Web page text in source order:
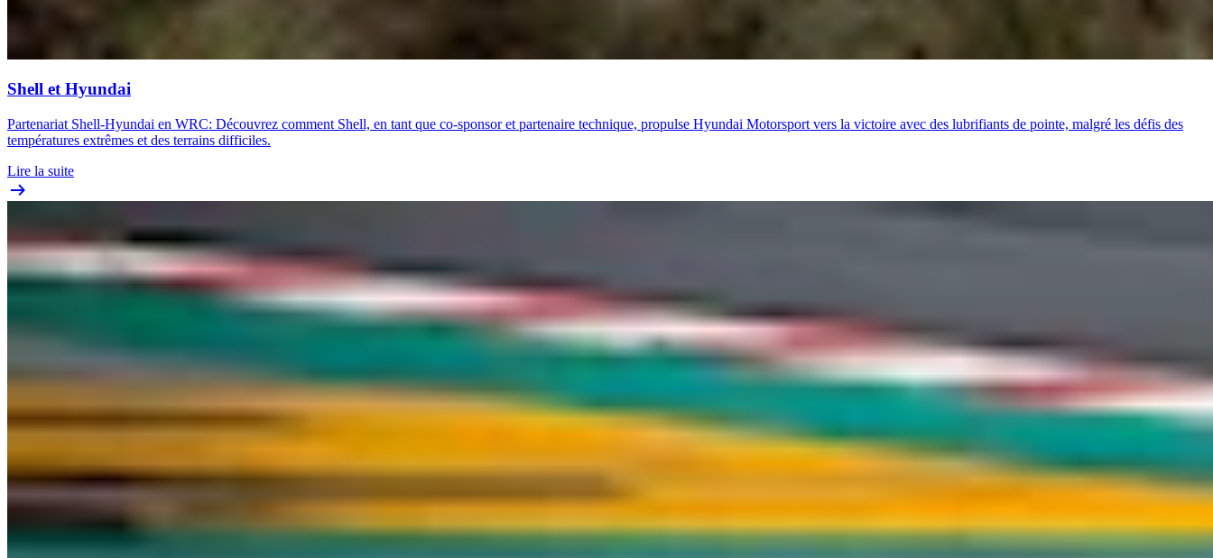
Shell et Hyundai
Partenariat Shell-Hyundai en WRC: Découvrez comment Shell, en tant que co-sponsor et partenaire technique, propulse Hyundai Motorsport vers la victoire avec des lubrifiants de pointe, malgré les défis des
températures extrêmes et des terrains difficiles.
Lire la suite